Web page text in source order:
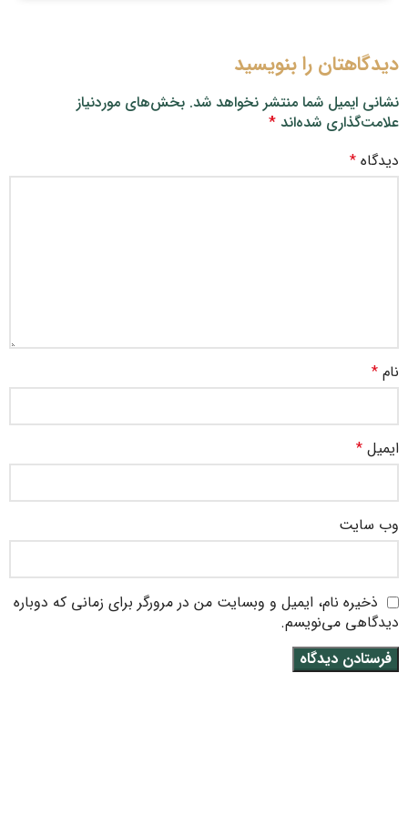
دیدگاهتان را بنویسید
نشانی ایمیل شما منتشر نخواهد شد. بخش‌های موردنیاز
علامت‌گذاری شده‌اند *
دیدگاه *
نام *
ایمیل *
وب‌ سایت
ذخیره نام، ایمیل و وبسایت من در مرورگر برای زمانی که دوباره
دیدگاهی می‌نویسم.